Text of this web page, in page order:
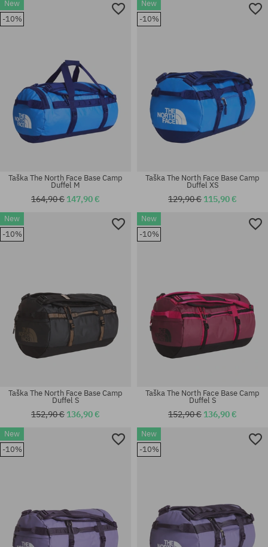
New
-10%
univerzálna veľkosť
Taška The North Face Base Camp
Duffel M
164,90 € 147,90 €
New
-10%
univerzálna veľkosť
Taška The North Face Base Camp
Duffel XS
129,90 € 115,90 €
New
-10%
Taška The North Face Base Camp
Duffel S
152,90 € 136,90 €
New
-10%
Taška The North Face Base Camp
Duffel S
152,90 € 136,90 €
New
-10%
New
-10%